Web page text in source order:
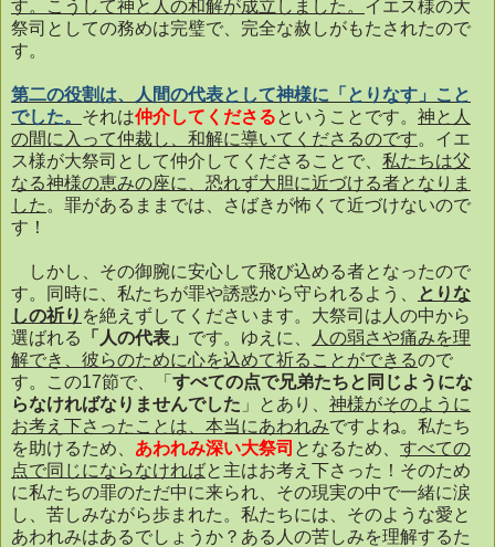
す。こうして神と人の和解が成立しました。 イエス様の大
祭司としての務めは完璧で、完全な赦しがもたされたので
す。
第二の役割は、人間の代表として神様に「とりなす」こと
でした。 それは仲介してくださるということです。 神と人
の間に入って仲裁し、和解に導いてくださるのです。イエ
ス様が大祭司として仲介してくださることで、 私たちは父
なる神様の恵みの座に、恐れず大胆に近づける者となりま
した 。罪があるままでは、さばきが怖くて近づけないので
す！
しかし、その御腕に安心して飛び込める者となったので
す。同時に、私たちが罪や誘惑から守られるよう、
とりな
しの祈り を絶えずしてくださいます。大祭司は人の中から
選ばれる
「人の代表」 です。ゆえに、
人の弱さや痛みを理
解でき、彼らのために心を込めて祈ることができるので
す。この17節で、「 すべての点で兄弟たちと同じようにな
らなければなりませんでした 」とあり、 神様がそのように
お考え下さったことは、本当にあわれみですよね。私たち
を助けるため、 あわれみ深い大祭司 となるため、 すべての
点で同じにならなければと主はお考え下さった！そのため
に私たちの罪のただ中に来られ、その現実の中で一緒に涙
し、苦しみながら歩まれた。私たちには、そのような愛と
あわれみはあるでしょうか？ある人の苦しみを理解するた